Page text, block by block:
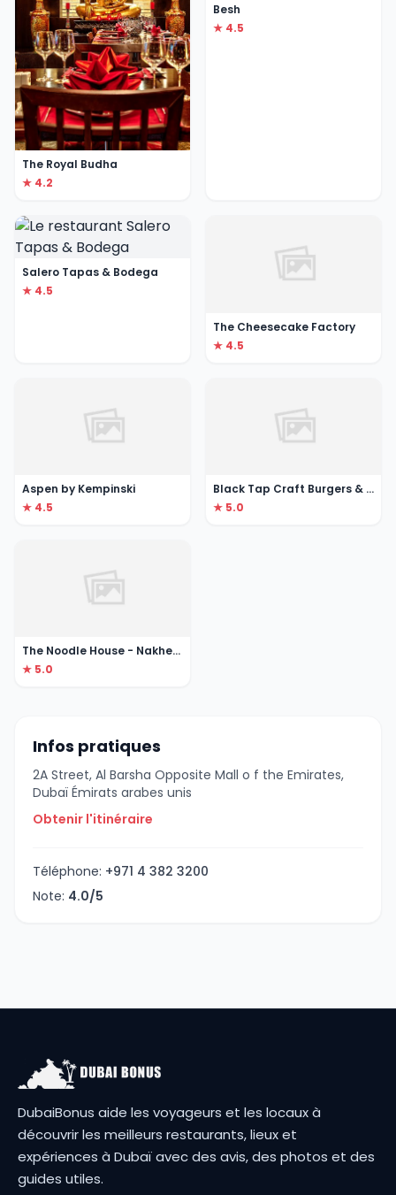
The Royal Budha
★ 4.2
Besh
★ 4.5
Salero Tapas & Bodega
★ 4.5
The Cheesecake Factory
★ 4.5
Aspen by Kempinski
★ 4.5
Black Tap Craft Burgers & Shakes Mall of the Emirates
★ 5.0
The Noodle House - Nakheel Mall
★ 5.0
Infos pratiques
2A Street, Al Barsha Opposite Mall o f the Emirates,
Dubaï Émirats arabes unis
Obtenir l'itinéraire
Téléphone: +971 4 382 3200
Note: 4.0/5
DubaiBonus aide les voyageurs et les locaux à
découvrir les meilleurs restaurants, lieux et
expériences à Dubaï avec des avis, des photos et des
guides utiles.